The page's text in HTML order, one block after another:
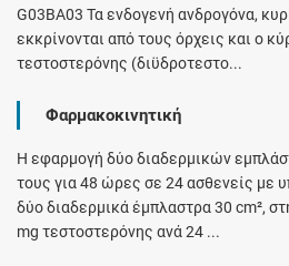
G03BA03 Τα ενδογενή ανδρογόνα,
εκκρίνονται από τους όρχεις και ο
τεστοστερόνης (διϋδροτεστο...
Φαρμακοκινητική
Η εφαρμογή δύο διαδερμικών
τους για 48 ώρες σε 24 ασθενείς με
δύο διαδερμικά έμπλαστρα 30 cm²,
mg τεστοστερόνης ανά 24 ...